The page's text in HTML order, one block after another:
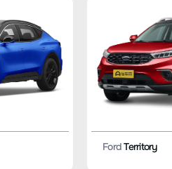
FordTerritory